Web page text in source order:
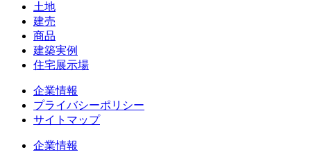
土地
建売
商品
建築実例
住宅展示場
企業情報
プライバシーポリシー
サイトマップ
企業情報